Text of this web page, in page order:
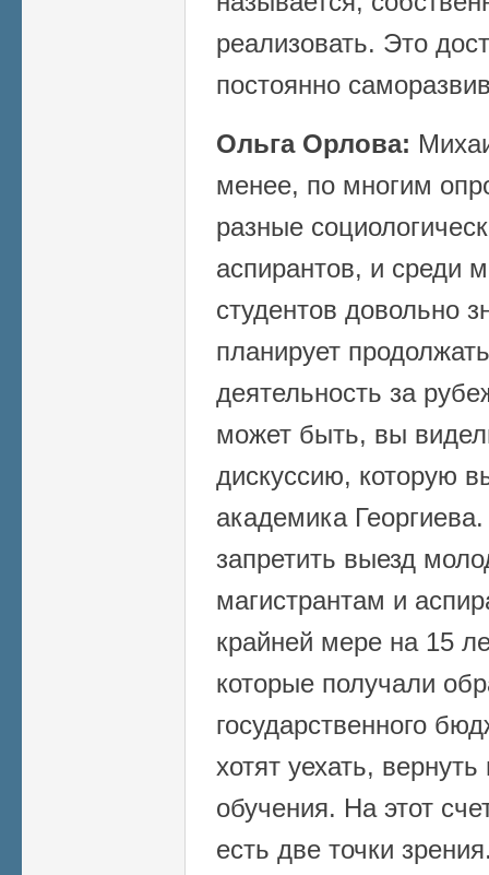
реализовать. Это
постоянно
Ольга Орлова:
менее, по многим
разные
аспирантов, и среди
студентов довольно
планирует
деятельность за
может быть, вы
дискуссию, которую
академика
запретить выезд
магистрантам и
крайней мере на 15
которые получали
государственного
хотят уехать,
обучения. На этот
есть две точки